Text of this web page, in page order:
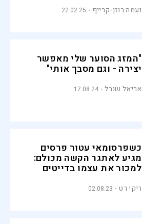
נעמה רוזן-קרייף 22.02.25
"המזג הסוער שלי מאפשר
יצירה - וגם מסבך אותי"
אריאל שנבל 17.08.24
כשפרסומאי עטור פרסים
מגיע לאתגר הקשה מכולם:
למכור את עצמו בדייטים
ריקי רט 02.08.23